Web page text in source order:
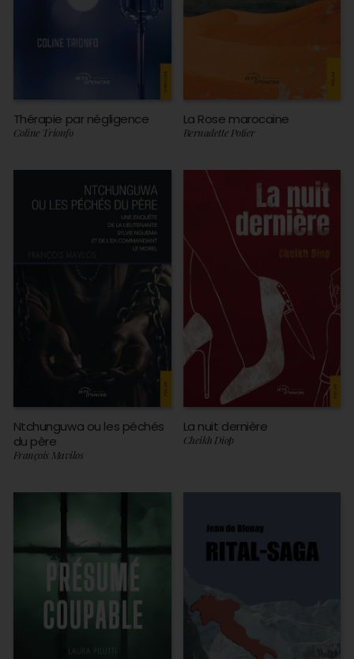
Thérapie par négligence
Coline Trionfo
La Rose marocaine
Bernadette Potier
Ntchunguwa ou les péchés
du père
François Mavilos
La nuit dernière
Cheikh Diop